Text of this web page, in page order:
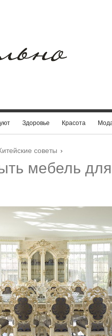
Здоровье Красота
советы ›
мебель